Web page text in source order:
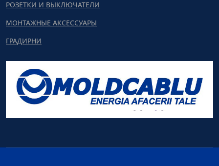
РОЗЕТКИ И ВЫКЛЮЧАТЕЛИ
МОНТАЖНЫЕ АКСЕССУАРЫ
ГРАДИРНИ